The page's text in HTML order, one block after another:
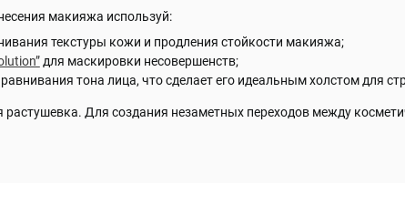
макияжа используй:
текстуры кожи и продления стойкости макияжа;
для маскировки несовершенств;
тона лица, что сделает его идеальным холстом для
растушевка. Для создания незаметных переходов между